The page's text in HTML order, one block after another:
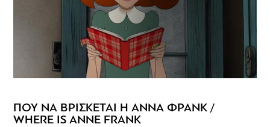
ΠΟΥ ΝΑ ΒΡΙΣΚΕΤΑΙ Η ΑΝΝΑ ΦΡΑΝΚ /
WHERE IS ANNE FRANK